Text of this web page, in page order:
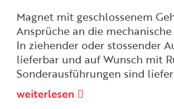
Magnet mit geschlossenem
Ansprüche an die mechanische
In ziehender oder stossender
lieferbar und auf Wunsch mit
Sonderausführungen sind
weiterlesen